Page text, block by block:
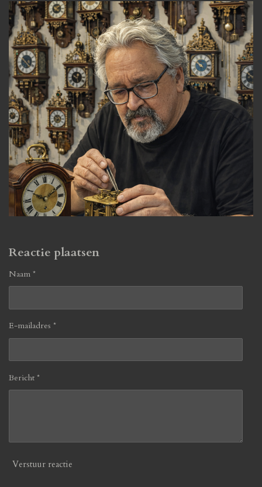
Reactie plaatsen
Naam *
E-mailadres *
Bericht *
Verstuur reactie